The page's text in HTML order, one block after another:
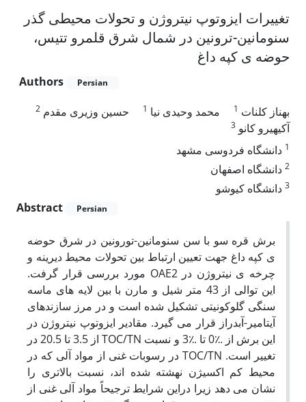
تغییرات ایزوتوپ نیتروژن و تحولات محیطی گذر
سنومانین-ترونین در شمال شرق قلمرو تتیس،
حوضه ی کپه داغ
Authors Persian
بهناز کلنات 1 محمد وحیدی نیا 1 حسین وزیری مقدم 2
آکیهیرو کانو 3
1 دانشگاه فردوسی مشهد
2 دانشگاه اصفهان
3 دانشگاه کیوشو
Abstract
Persian
برش قره سو با سن سنومانین-تورونین در شرق حوضه
ی کپه داغ جهت تعیین ارتباط بین تحولات محیط دیرینه و
چرخه ی نیتروژن در OAE2 مورد بررسی قرار گرفت.
این توالی از 43 متر شیل و مارن با بین لایه های ماسه
سنگی گلوکونیتی تشکیل شده است و در مرز سازندهای
آیتامیر-آبدراز قرار می گیرد. مقادیر ایزوتوپ نیتروژن در
این برش از ؉0 تا ؉3 و نسبت TOC/TN از 3.5 تا 20.5 در
تغییر است. TOC/TN در رسوبات غنی از مواد آلی که در
محیط کم اکسیژن نهشته شده اند، نسبت بالاتری را
نشان می دهد زیرا دراین شرایط ترجیحاً مواد آلی غنی از